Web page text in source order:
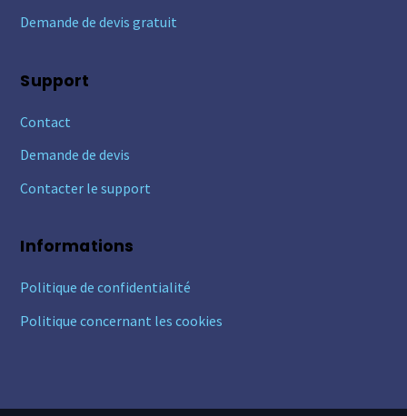
Demande de devis gratuit
Support
Contact
Demande de devis
Contacter le support
Informations
Politique de confidentialité
Politique concernant les cookies